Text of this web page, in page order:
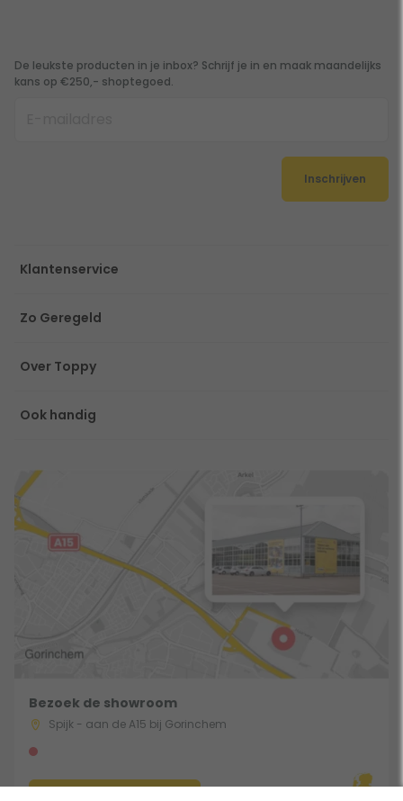
De leukste producten in je inbox? Schrijf je in en maak maandelijks
kans op €250,- shoptegoed.
Inschrijven
Klantenservice
Zo Geregeld
Over Toppy
Ook handig
Bezoek de showroom
Spijk - aan de A15 bij Gorinchem